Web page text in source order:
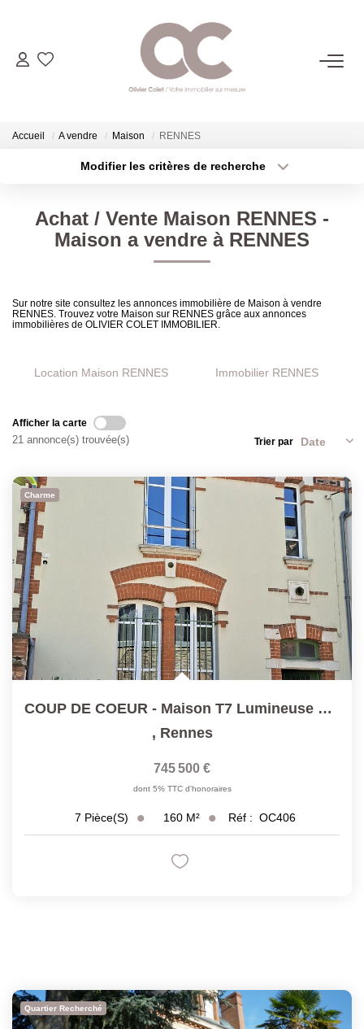
06.14.98.69.34
ACHETER
ESTIMER
CONTACT
Accueil A vendre Maison RENNES
Modifier les critères de recherche
Sélectionnez...
Type de bien
Surface min
Créer une alerte
Achat / Vente Maison RENNES -
Maison a vendre à RENNES
Sur notre site consultez les annonces immobilière de Maison à vendre
RENNES. Trouvez votre Maison sur RENNES grâce aux annonces
immobilières de OLIVIER COLET IMMOBILIER.
Location Maison RENNES Immobilier RENNES
Afficher la carte
21 annonce(s) trouvée(s) Trier par
Charme
COUP DE COEUR - Maison T7 Lumineuse Et Au Calme Proche Des...
, Rennes
745 500 €
dont 5% TTC d'honoraires
7 Pièce(s) 160 M² Réf : OC406
Quartier Recherché